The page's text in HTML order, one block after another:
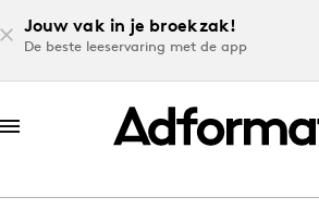
Jouw vak in je broekzak!
De beste leeservaring met de app